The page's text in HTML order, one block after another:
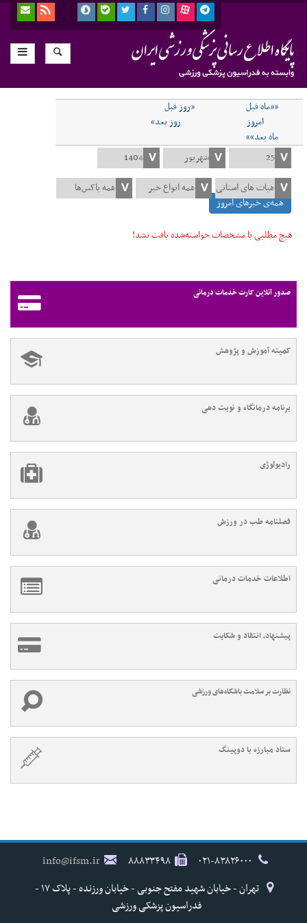
««ماه قبل
«روز قبل
امروز
روز بعد»
ماه بعد»»
همه‌ی خبرهای امروز
هیچ مطلبی با مشخصات خواسته‌شده یافت نشد!
صدور آنلاین کارت خدمات درمانی
کمیته آموزش و پژوهش
برنامه درمانگاه و نوبت دهی
رادیولوژی
فصلنامه طب در ورزش
اطلاعات خدمات درمانی
پیشنهاد، انتقاد و شکایت
نظارت بر سلامت باشگاه‌های ورزشی
ستاد مبارزه با دوپینگ
۸۸۸۳۳۴۹۸
info@ifsm.ir
تهران - خیابان شهید مفتح جنوبی - خیابان ورزنده - پلاک ۱۷ -
فدراسیون پزشکی ورزشی